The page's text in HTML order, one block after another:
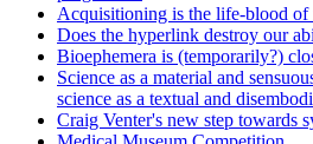
Acquisitioning is the life-blood of
Does the hyperlink destroy our
Bioephemera is (temporarily?)
Science as a material and
science as a textual and
Craig Venter's new step towards